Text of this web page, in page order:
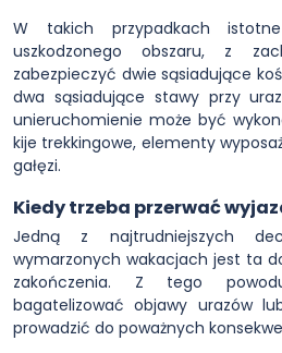
W takich przypadkach
uszkodzonego obszaru, z
zabezpieczyć dwie sąsiadujące
dwa sąsiadujące stawy przy
unieruchomienie może być
kije trekkingowe, elementy
gałęzi.
Kiedy trzeba przerwać
Jedną z najtrudniejszych
wymarzonych wakacjach jest ta
zakończenia. Z tego
bagatelizować objawy urazów
prowadzić do poważnych